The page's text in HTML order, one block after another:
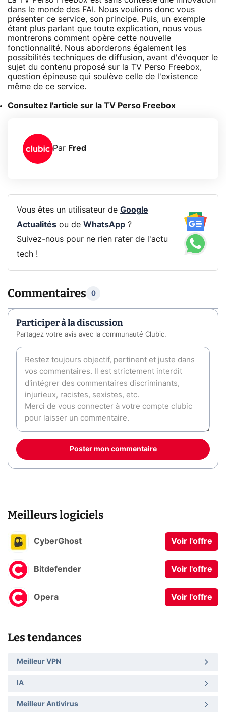
dans le monde des FAI. Nous voulions donc vous
présenter ce service, son principe. Puis, un exemple
étant plus parlant que toute explication, nous vous
montrerons comment opère cette nouvelle
fonctionnalité. Nous aborderons également les
possibilités techniques de diffusion, avant d'évoquer le
sujet du contenu proposé sur la TV Perso Freebox,
question épineuse qui soulève celle de l'existence
même de ce service.
Consultez l'article sur la TV Perso Freebox
Par Fred
Vous êtes un utilisateur de Google
Actualitésou de WhatsApp?
Suivez-nous pour ne rien rater de l'actu
tech !
Commentaires 0
Participer à la discussion
Partagez votre avis avec la communauté Clubic.
Poster mon commentaire
Meilleurs logiciels
CyberGhost Voir l'offre
Bitdefender Voir l'offre
Opera Voir l'offre
Les tendances
Meilleur VPN
IA
Meilleur Antivirus